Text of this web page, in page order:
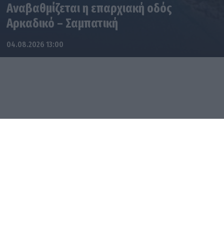
Αναβαθμίζεται η επαρχιακή οδός
Αρκαδικό – Σαμπατική
04.08.2026 13:00